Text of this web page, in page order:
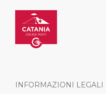
INFORMAZIONI LEGALI